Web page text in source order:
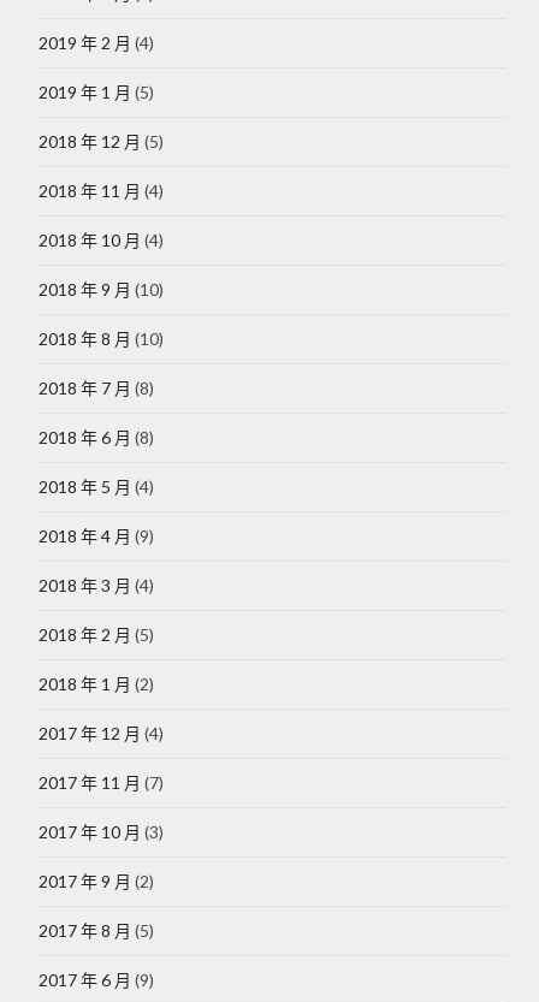
2019 年 2 月 (4)
2019 年 1 月 (5)
2018 年 12 月 (5)
2018 年 11 月 (4)
2018 年 10 月 (4)
2018 年 9 月 (10)
2018 年 8 月 (10)
2018 年 7 月 (8)
2018 年 6 月 (8)
2018 年 5 月 (4)
2018 年 4 月 (9)
2018 年 3 月 (4)
2018 年 2 月 (5)
2018 年 1 月 (2)
2017 年 12 月 (4)
2017 年 11 月 (7)
2017 年 10 月 (3)
2017 年 9 月 (2)
2017 年 8 月 (5)
2017 年 6 月 (9)